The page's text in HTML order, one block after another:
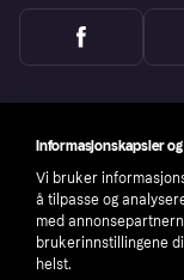
Informasjonskapsler
Vi bruker
å tilpasse og
med
brukerinnstillingene
helst.